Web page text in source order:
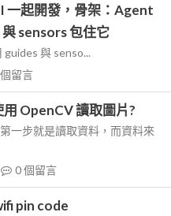
一起開發，骨架：Agent
sensors 包住它
與 senso...
個留言
OpenCV 讀取圖片?
一步就是讀取資料，而資料來
0個留言
pin code